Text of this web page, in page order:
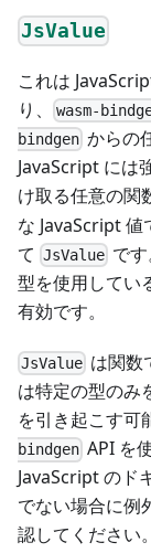
JsValue
これは
り、
wasm-
bindgen からの
JavaScript には
け取る任意の関
な JavaScript
て JsValue で
型を使用してい
有効です。
JsValue は関数
は特定の型のみ
を引き起こす可
bindgen API を
JavaScript のド
でない場合に例
認してください。